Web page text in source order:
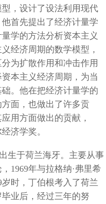
，设计了设法利用现代
首先提出了经济计量学
学的方法分析资本主义
经济周期的数学模型，
为扩散作用和冲击作用
本主义经济周期，为当
。他在把经济计量学的
面，也做出了许多贡
用方面做出的贡献，
济学奖。
出生于荷兰海牙。主要从事
1969年与拉格纳·弗里希
时，丁伯根考入了荷兰
业后，经过三年的努